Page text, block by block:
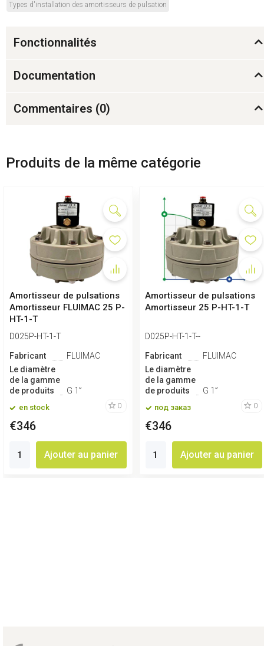
Types d'installation des amortisseurs de pulsation
Fonctionnalités
Documentation
Commentaires (0)
Produits de la même catégorie
Amortisseur de pulsations
Amortisseur FLUIMAC 25 P-
HT-1-T
D025P-HT-1-T
Fabricant
FLUIMAC
Le diamètre
de la gamme
de produits
G 1”
en stock 0
€346
Ajouter au panier
Amortisseur de pulsations
Amortisseur 25 P-HT-1-T
D025P-HT-1-T--
Fabricant
FLUIMAC
Le diamètre
de la gamme
de produits
G 1”
под заказ 0
€346
Ajouter au panier